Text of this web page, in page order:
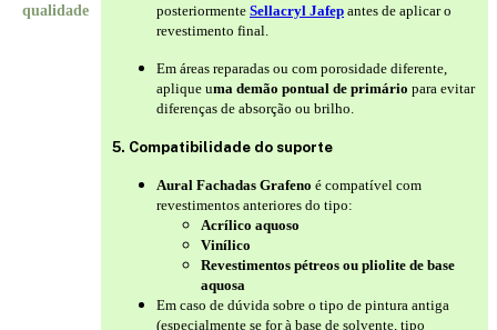
qualidade
posteriormente Sellacryl Jafep antes de aplicar o
revestimento final.
Em áreas reparadas ou com porosidade diferente,
aplique uma demão pontual de primário para evitar
diferenças de absorção ou brilho.
5. Compatibilidade do suporte
Aural Fachadas Grafeno é compatível com
revestimentos anteriores do tipo:
Acrílico aquoso
Vinílico
Revestimentos pétreos ou pliolite de base
aquosa
Em caso de dúvida sobre o tipo de pintura antiga
(especialmente se for à base de solvente, tipo